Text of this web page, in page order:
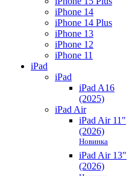
iPhone 14
iPhone 14 Plus
iPhone 13
iPhone 12
iPhone 11
iPad
iPad
iPad A16
(2025)
iPad Air
iPad Air 11"
(2026)
Новинка
iPad Air 13"
(2026)